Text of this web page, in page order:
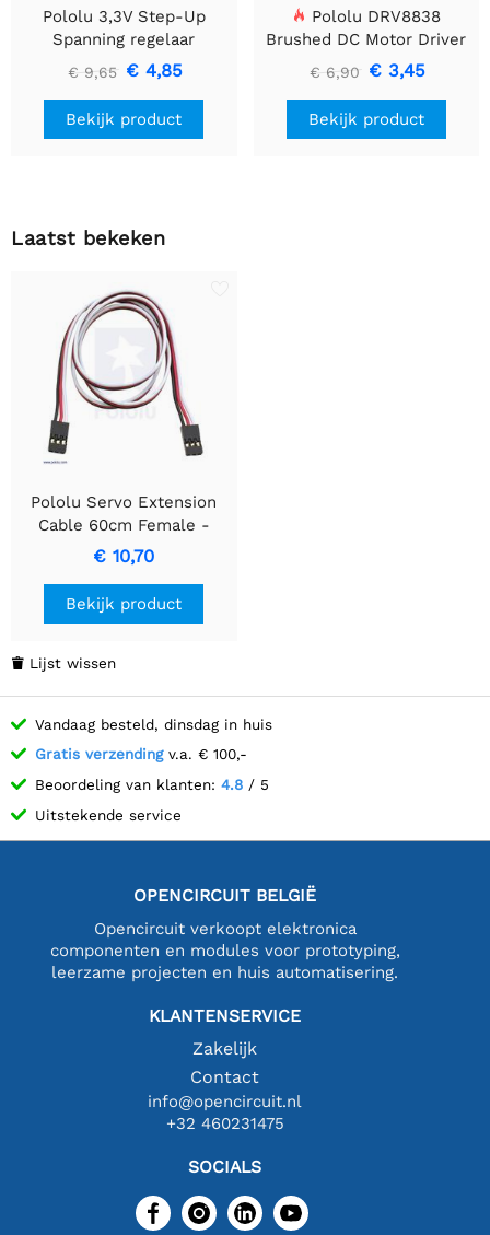
Pololu 3,3V Step-Up
Spanning regelaar
U1V10F3
€ 9,65 € 4,85
Bekijk product
Pololu DRV8838
Brushed DC Motor Driver
€ 6,90 € 3,45
Bekijk product
Laatst bekeken
Pololu Servo Extension
Cable 60cm Female -
Female
€ 10,70
Bekijk product
 Lijst wissen
Vandaag besteld, dinsdag in huis
Gratis verzendingv.a. € 100,-
Beoordeling van klanten: 4.8 / 5
Uitstekende service
OPENCIRCUIT BELGIË
Opencircuit verkoopt elektronica
componenten en modules voor prototyping,
leerzame projecten en huis automatisering.
KLANTENSERVICE
Zakelijk
Contact
info@opencircuit.nl
+32 460231475
SOCIALS